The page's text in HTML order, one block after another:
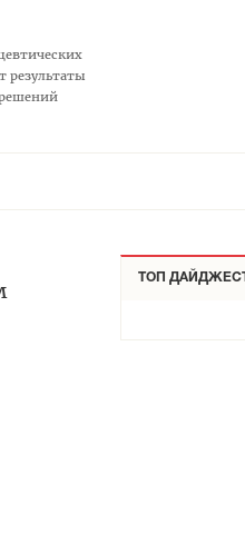
результаты
ТОП ДАЙДЖЕСТ